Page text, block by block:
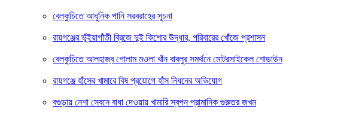
বেলকুচিতে আধুনিক পানি সরবরাহের সূচনা
রায়গঞ্জের ভূঁইয়াগাঁতী ব্রিজে দুই কিশোর উদ্ধার, পরিবারের খোঁজে প্রশাসন
বেলকুচিতে আলহাজ্ব গোলাম মওলা খাঁন বাবলুর সমর্থনে মোটরসাইকেল শোডাউন
রায়গঞ্জে হাঁসের খামারে বিষ প্রয়োগে হাঁস নিধনের অভিযোগ
বগুড়ায় নেশা সেবনে বাধা দেওয়ায় খামারি স্বপন প্রামানিক গুরুতর জখম